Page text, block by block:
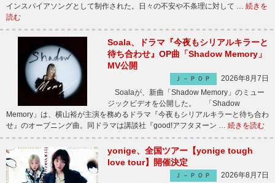
インスパイアソングとして制作された。日々の不安や不条理に対して … 続きを
読む
Soala、ドラマ『今夜もシリアルキラーと
待ち合わせ』OP曲「Shadow Memory」
MV公開
Ｊ－ＰＯＰ
2026年8月7日
Soalaが、新曲「Shadow Memory」のミュー
ジックビデオを公開した。 「Shadow
Memory」は、横山裕が主演を務めるドラマ『今夜もシリアルキラーと待ち合わ
せ』のオープニング曲。同ドラマは講談社『good!アフタヌーン … 続きを読む
yonige、全国ツアー【yonige tough
love tour】開催決定
Ｊ－ＰＯＰ
2026年8月7日